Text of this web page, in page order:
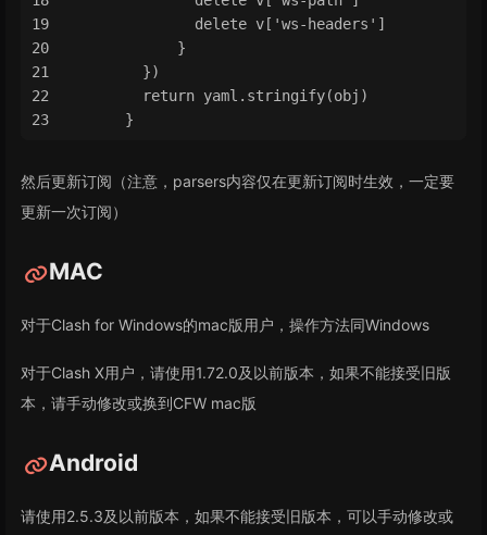
              delete v['ws-headers']
            }
        })
        return yaml.stringify(obj)
      }
然后更新订阅（注意，parsers内容仅在更新订阅时生效，一定要
更新一次订阅）
MAC
对于Clash for Windows的mac版用户，操作方法同Windows
对于Clash X用户，请使用1.72.0及以前版本，如果不能接受旧版
本，请手动修改或换到CFW mac版
Android
请使用2.5.3及以前版本，如果不能接受旧版本，可以手动修改或